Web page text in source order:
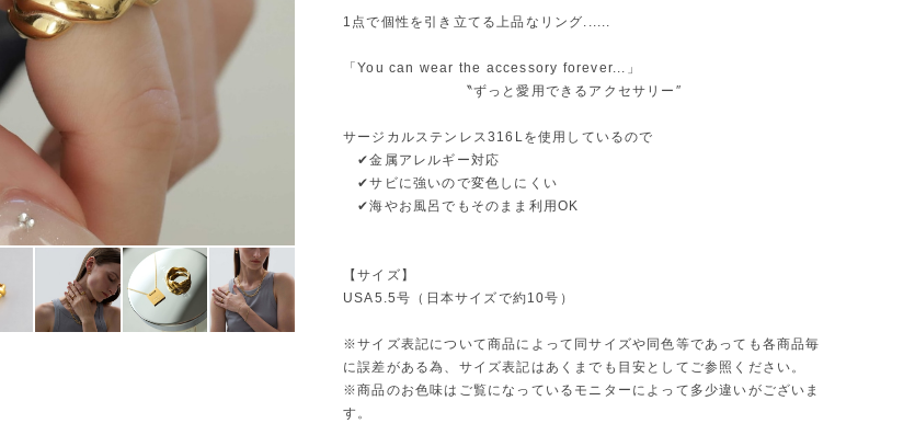
1点で個性を引き立てる上品なリング......
「You can wear the accessory forever...」
〝ずっと愛用できるアクセサリー″
サージカルステンレス316Lを使用しているので
✔金属アレルギー対応
✔サビに強いので変色しにくい
✔海やお風呂でもそのまま利用OK
【サイズ】
USA5.5号（日本サイズで約10号）
※サイズ表記について商品によって同サイズや同色等であっても各商品毎
に誤差がある為、サイズ表記はあくまでも目安としてご参照ください。
※商品のお色味はご覧になっているモニターによって多少違いがございま
す。